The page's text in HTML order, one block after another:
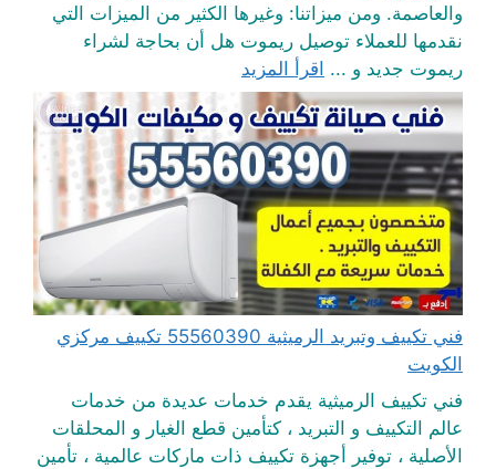
والعاصمة. ومن ميزاتنا: وغيرها الكثير من الميزات التي
نقدمها للعملاء توصيل ريموت هل أن بحاجة لشراء
ريموت جديد و ... اقرأ المزيد
فني تكييف وتبريد الرميثية 55560390 تكييف مركزي
الكويت
فني تكييف الرميثية يقدم خدمات عديدة من خدمات
عالم التكييف و التبريد ، كتأمين قطع الغيار و المحلقات
الأصلية ، توفير أجهزة تكييف ذات ماركات عالمية ، تأمين